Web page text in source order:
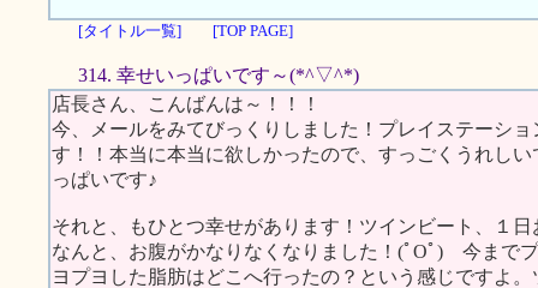
[タイトル一覧] [TOP PAGE]
314. 幸せいっぱいです～(*^▽^*)
店長さん、こんばんは～！！！
今、メールをみてびっくりしました！プレイステーシ
す！！本当に本当に欲しかったので、すっごくうれし
っぱいです♪
それと、もひとつ幸せがあります！ツインビート、１
なんと、お腹がかなりなくなりました！(ﾟOﾟ) 今まで
ヨプヨした脂肪はどこへ行ったの？という感じですよ